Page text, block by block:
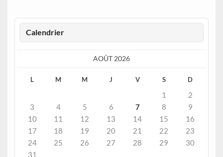
Calendrier
AOÛT 2026
L M M J V S D
1
2
3
4 5 6 7 8
9
10
11 12 13 14 15
16
17
18 19 20 21 22
23
24
25 26 27 28 29
30
31